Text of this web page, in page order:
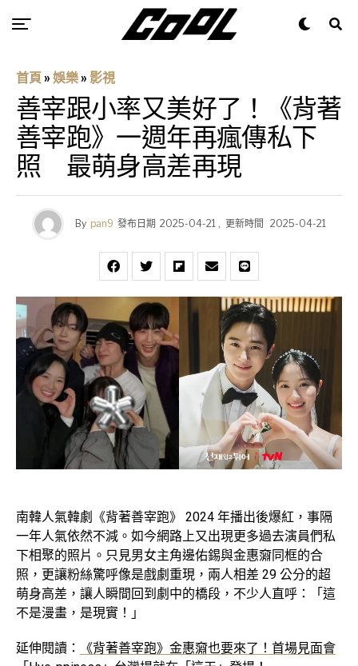
首頁 » 娛樂 » 影視
善宰跟小率又美好了！《背著
善宰跑》一週年再瘋傳私下
照 最萌身高差再現
By pan9 發布日期 2025-04-21 , 更新時間 2025-04-21
南韓人氣韓劇《背著善宰跑》 2024 年播出後爆紅，事隔
一年人氣依然不減。如今網路上又出現更多過去演員們私
下相聚的照片。只見男女主角邊佑錫與金惠奫同框的合
照，更讓粉絲驚呼像是戲劇重現，兩人相差 29 公分的超
萌身高差，讓人瞬間回到劇中的橋段，不少人直呼：「這
不是漫畫，是現實！」
延伸閱讀：
《背著善宰跑》金惠奫也要來了！首場見面會